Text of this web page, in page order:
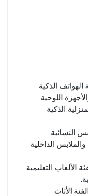
الذكية
اللوحية
الذكية
النسائية
الداخلية
الألعاب التعليمية
الأثاث